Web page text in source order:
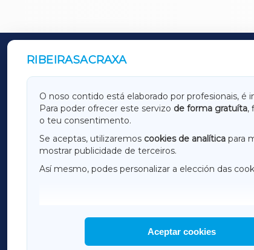
RIBEIRASACRAXA
O noso contido está elaborado por profesionais,
Para poder ofrecer este servizo de forma gratuíta,
o teu consentimento.
Se aceptas, utilizaremos cookies de analítica para
mostrar publicidade de terceiros.
Así mesmo, podes personalizar a elección das
Aceptar cookies
OUTROS PERIÓDICOS
GALICIAXA
AMARIÑAXA
OURENSEXA